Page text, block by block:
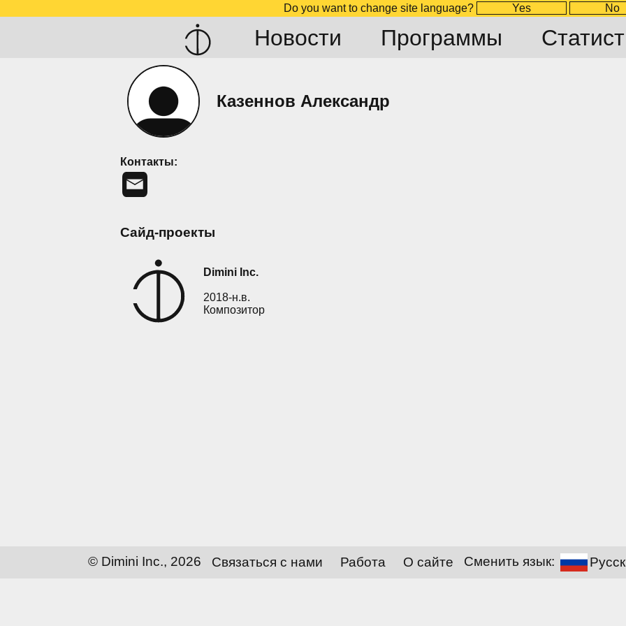
Do you want to change site language? Yes No
Новости Программы
Казеннов Александр
Контакты:
Сайд-проекты
Dimini Inc.
2018-н.в.
Композитор
© Dimini Inc., 2026 Связаться с нами Работа О сайте Сменить язык: